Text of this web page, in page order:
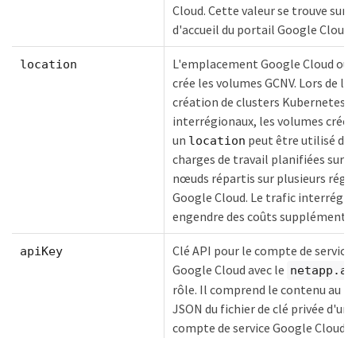
Cloud. Cette valeur se trouve sur
d'accueil du portail Google Cloud.
location
L'emplacement Google Cloud où
crée les volumes GCNV. Lors de la
création de clusters Kubernetes
interrégionaux, les volumes créés
un location peut être utilisé
charges de travail planifiées sur
nœuds répartis sur plusieurs
Google Cloud. Le trafic
engendre des coûts
apiKey
Clé API pour le compte de service
Google Cloud avec le
rôle. Il comprend le contenu au
JSON du fichier de clé privée d'un
compte de service Google Cloud